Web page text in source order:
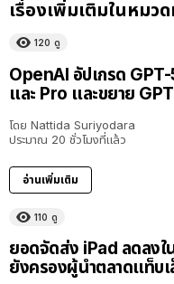
เรื่องเพิ่มเติมในหมว
120 ดู
OpenAI อัปเกรด
และ Pro และขยาย
โดย Nattida Suriyodara
ประมาณ 20 ชั่วโมงที่แล้ว
อ่านเพิ่มเติม
110 ดู
ยอดจัดส่ง iPad ลดลง
ยังครองผู้นำตลาดแท็บ